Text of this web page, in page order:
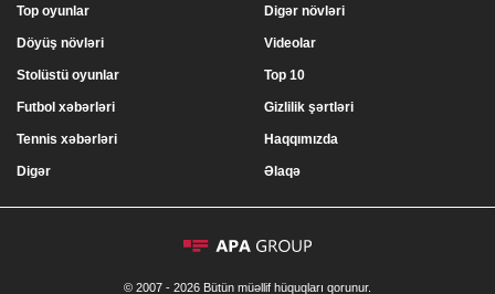
Top oyunlar
Döyüş növləri
Stolüstü oyunlar
Digər növləri
Videolar
Top 10
Futbol xəbərləri
Tennis xəbərləri
Digər
Gizlilik şərtləri
Haqqımızda
Əlaqə
© 2007 - 2026 Bütün müəllif hüquqları qorunur.